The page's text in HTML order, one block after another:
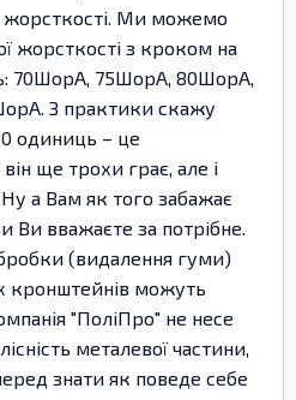
жорсткості. Ми можемо
жорсткості з кроком на
70ШорА, 75ШорА, 80ШорА,
З практики скажу
одиниць – це
ще трохи грає, але і
а Вам як того забажає
Ви вважаєте за потрібне.
(видалення гуми)
кронштейнів можуть
"ПоліПро" не несе
металевої частини,
знати як поведе себе